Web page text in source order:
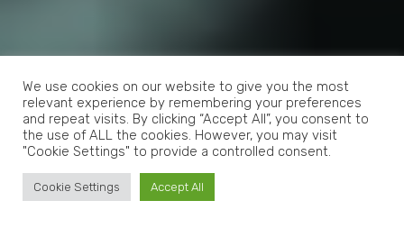
We use cookies on our website to give you the most
relevant experience by remembering your preferences
and repeat visits. By clicking “Accept All”, you consent to
the use of ALL the cookies. However, you may visit
"Cookie Settings" to provide a controlled consent.
Cookie Settings Accept All